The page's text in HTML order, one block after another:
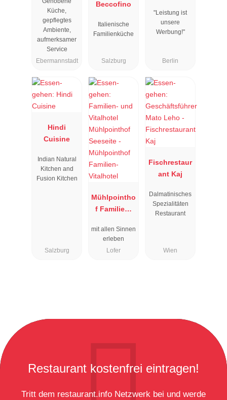
"
Küche,
gepflegtes
Ambiente,
aufmerksamer
Service
Ebermannstadt
Beccofino
Italienische
Familienküche
Salzburg
"Leistung ist
unsere
Werbung!"
Berlin
Hindi
Cuisine
Indian Natural
Kitchen and
Fusion Kitchen
Salzburg
Mühlpointho
f Familien-
mit allen Sinnen
erleben
Lofer
Fischrestaur
ant Kaj
Dalmatinisches
Spezialitäten
Restaurant
Wien
Restaurant kostenfrei eintragen!
Tritt dem restaurant.info Netzwerk bei und werde